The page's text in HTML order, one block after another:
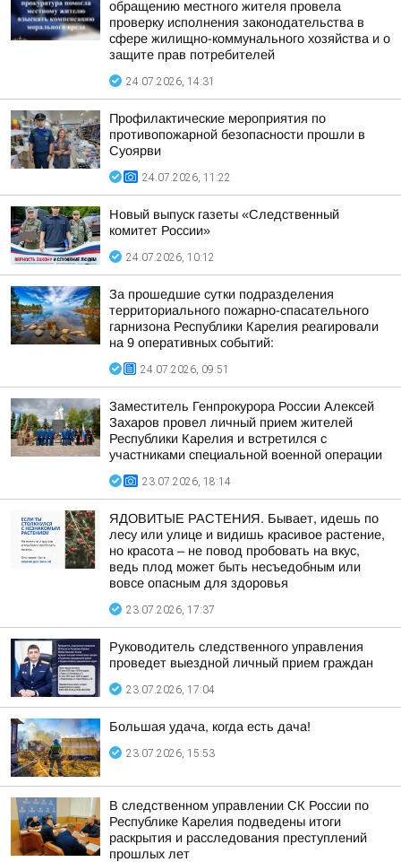
обращению местного жителя провела
проверку исполнения законодательства в
сфере жилищно-коммунального хозяйства и о
защите прав потребителей
24.07.2026, 14:31
Профилактические мероприятия по
противопожарной безопасности прошли в
Суоярви
24.07.2026, 11:22
Новый выпуск газеты «Следственный
комитет России»
24.07.2026, 10:12
За прошедшие сутки подразделения
территориального пожарно-спасательного
гарнизона Республики Карелия реагировали
на 9 оперативных событий:
24.07.2026, 09:51
Заместитель Генпрокурора России Алексей
Захаров провел личный прием жителей
Республики Карелия и встретился с
участниками специальной военной операции
23.07.2026, 18:14
ЯДОВИТЫЕ РАСТЕНИЯ. Бывает, идешь по
лесу или улице и видишь красивое растение,
но красота – не повод пробовать на вкус,
ведь плод может быть несъедобным или
вовсе опасным для здоровья
23.07.2026, 17:37
Руководитель следственного управления
проведет выездной личный прием граждан
23.07.2026, 17:04
Большая удача, когда есть дача!
23.07.2026, 15:53
В следственном управлении СК России по
Республике Карелия подведены итоги
раскрытия и расследования преступлений
прошлых лет